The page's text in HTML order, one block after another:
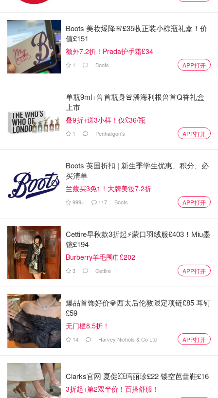
PubMed的检索方式可以做到更详细、针对性更强，在搜索
某一类论文的时候真的是非常好用。比如说我需要了解某一
个比较大的topic，但不是很确定自己的切入点的时候，我就
找到具体某个关键词或者问题，然后会通过选择clinical trial
或者randomized controlled trial来找具体的实验。
Boots 美妆爆降🚨£35收正装小棕瓶礼盒！价
值£151
额外7.2折！Prada护手霜£34
1 Boots APP打开
单瓶9ml+兽首瓶身🚨潘海利根兽首Q香礼盒
上市
叠9折+送3小样！仅£36/瓶
1 Penhaligon's APP打开
Boots 英国折扣 | 新生季学生优惠、积分、必
买清单
兰蔻买3免1！大牌美妆7.2折
999+ 117 Boots APP打开
Cettire早秋款3折起⚡️蒙口羽绒服£403！Miu墨
镜£194
Burberry羊毛围巾£202
3 Cettire APP打开
爆品首饰好价💎西太后伦敦限定项链£85 耳钉
£59
无门槛8.5折！
14 Harvey Nichols & Co Ltd APP打开
Clarks官网 夏促💥玛丽珍£22 镂空芭蕾鞋£16
3折起+第2双半价！百搭舒服！